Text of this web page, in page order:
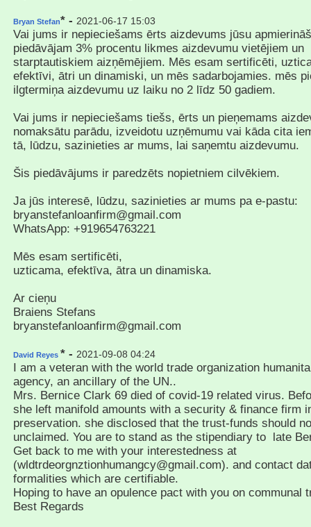
Bryan Stefan* - 2021-06-17 15:03
Vai jums ir nepieciešams ērts aizdevums jūsu
piedāvājam 3% procentu likmes aizdevumu vietējiem un
starptautiskiem aizņēmējiem. Mēs esam sertificēti,
efektīvi, ātri un dinamiski, un mēs sadarbojamies. mēs
ilgtermiņa aizdevumu uz laiku no 2 līdz 50 gadiem.
Vai jums ir nepieciešams tiešs, ērts un pieņemams
nomaksātu parādu, izveidotu uzņēmumu vai kāda cita
tā, lūdzu, sazinieties ar mums, lai saņemtu aizdevumu.
Šis piedāvājums ir paredzēts nopietniem cilvēkiem.
Ja jūs interesē, lūdzu, sazinieties ar mums pa e-pastu:
bryanstefanloanfirm@gmail.com
WhatsApp: +919654763221
Mēs esam sertificēti,
uzticama, efektīva, ātra un dinamiska.
Ar cieņu
Braiens Stefans
bryanstefanloanfirm@gmail.com
David Reyes * - 2021-09-08 04:24
I am a veteran with the world trade organization
agency, an ancillary of the UN..
Mrs. Bernice Clark 69 died of covid-19 related virus.
she left manifold amounts with a security & finance firm
preservation. she disclosed that the trust-funds should
unclaimed. You are to stand as the stipendiary to late
Get back to me with your interestedness at
(wldtrdeorgnztionhumangcy@gmail.com). and contact
formalities which are certifiable.
Hoping to have an opulence pact with you on communal
Best Regards